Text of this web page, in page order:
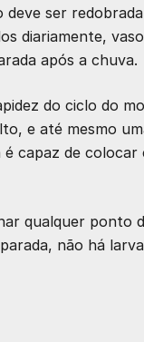
ser
diariamente,
após a chuva.
do ciclo do
e até mesmo
capaz de
qualquer ponto
não há